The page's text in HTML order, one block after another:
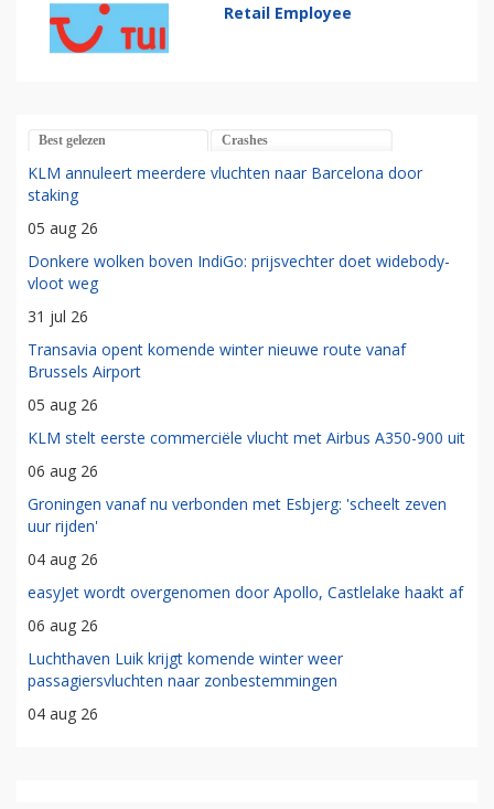
Retail Employee
Best gelezen Crashes
KLM annuleert meerdere vluchten naar Barcelona door
staking
05 aug 26
Donkere wolken boven IndiGo: prijsvechter doet widebody-
vloot weg
31 jul 26
Transavia opent komende winter nieuwe route vanaf
Brussels Airport
05 aug 26
KLM stelt eerste commerciële vlucht met Airbus A350-900 uit
06 aug 26
Groningen vanaf nu verbonden met Esbjerg: 'scheelt zeven
uur rijden'
04 aug 26
easyJet wordt overgenomen door Apollo, Castlelake haakt af
06 aug 26
Luchthaven Luik krijgt komende winter weer
passagiersvluchten naar zonbestemmingen
04 aug 26